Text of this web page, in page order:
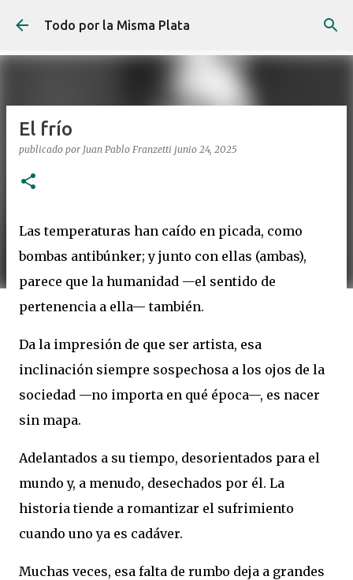
Ir al contenido principal
Todo por la Misma Plata
El frío
publicado por Juan Pablo Franzetti junio 24, 2025
Las temperaturas han caído en picada, como
bombas antibúnker; y junto con ellas (ambas),
parece que la humanidad —el sentido de
pertenencia a ella— también.
Da la impresión de que ser artista, esa
inclinación siempre sospechosa a los ojos de la
sociedad —no importa en qué época—, es nacer
sin mapa.
Adelantados a su tiempo, desorientados para el
mundo y, a menudo, desechados por él. La
historia tiende a romantizar el sufrimiento
cuando uno ya es cadáver.
Muchas veces, esa falta de rumbo deja a grandes